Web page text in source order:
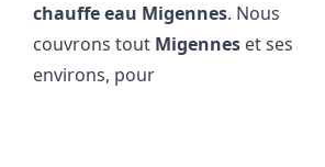
chauffe eau Migennes. Nous
couvrons tout Migennes et ses
environs, pour